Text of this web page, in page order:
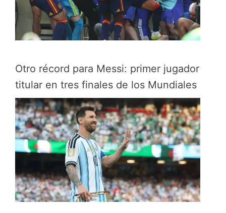
Otro récord para Messi: primer jugador
titular en tres finales de los Mundiales